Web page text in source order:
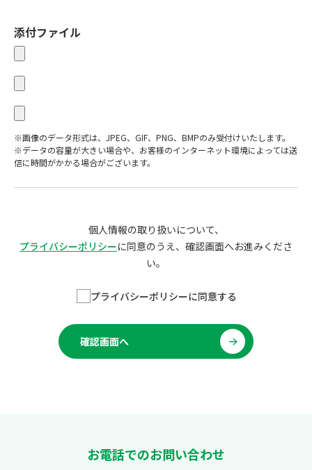
添付ファイル
※画像のデータ形式は、JPEG、GIF、PNG、BMPのみ受付けいたします。
※データの容量が大きい場合や、お客様のインターネット環境によっては送
信に時間がかかる場合がございます。
個人情報の取り扱いについて、
プライバシーポリシーに同意のうえ、確認画面へお進みくださ
い。
プライバシーポリシーに同意する
確認画面へ
お電話でのお問い合わせ